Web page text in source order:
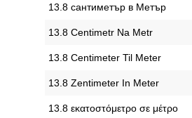
‎13.8 сантиметър в Метър
‎13.8 Centimetr Na Metr
‎13.8 Centimeter Til Meter
‎13.8 Zentimeter In Meter
‎13.8 εκατοστόμετρο σε μέτρο